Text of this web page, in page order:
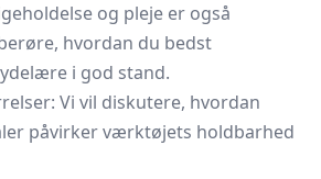
og pleje er også
hvordan du bedst
i god stand.
Vi vil diskutere, hvordan
påvirker værktøjets holdbarhed